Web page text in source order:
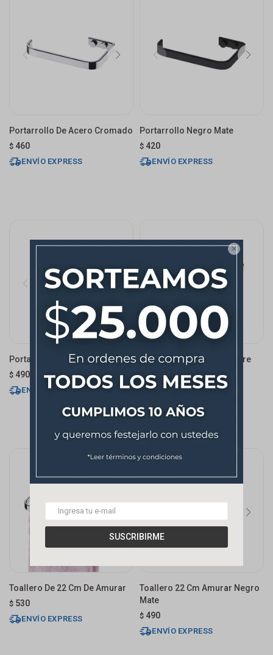

SUSCRIBIRME
Portarrollo De Acero Cromado
$ 460
ENVÍO EXPRESS
Portarrollo Negro Mate
$ 420
ENVÍO EXPRESS
Portarrollo Oro Future
$ 490
ENVÍO EXPRESS
Portarrollo Red Gold Future
$ 490
ENVÍO EXPRESS
Toallero De 22 Cm De Amurar
$ 530
ENVÍO EXPRESS
Toallero 22 Cm Amurar Negro
Mate
$ 490
ENVÍO EXPRESS